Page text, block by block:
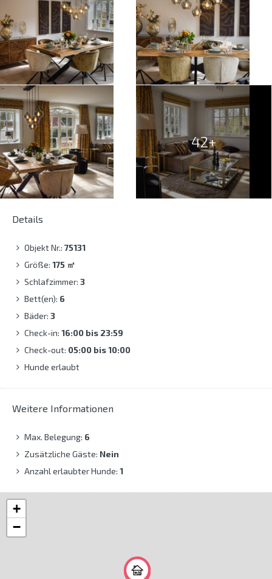
42+
Details
Objekt Nr.: 75131
Größe: 175 ㎡
Schlafzimmer: 3
Bett(en): 6
Bäder: 3
Check-in: 16:00 bis 23:59
Check-out: 05:00 bis 10:00
Hunde erlaubt
Weitere Informationen
Max. Belegung: 6
Zusätzliche Gäste: Nein
Anzahl erlaubter Hunde: 1
+
−